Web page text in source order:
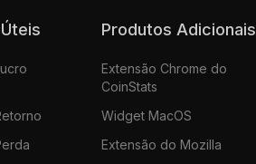
Produtos Adicionais
Extensão Chrome do
CoinStats
Widget MacOS
Extensão do Mozilla